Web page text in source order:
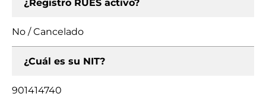
¿Registro RUES activo?
No / Cancelado
¿Cuál es su NIT?
901414740